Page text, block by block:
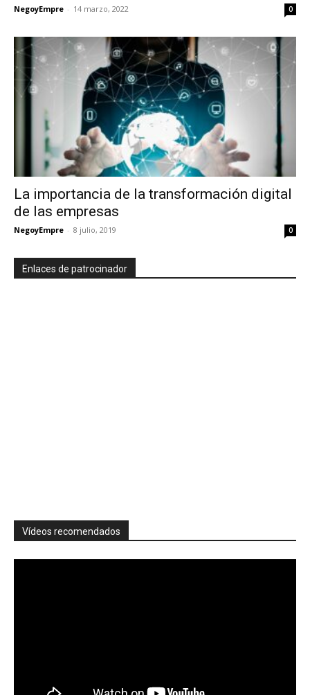
NegoyEmpre - 14 marzo, 2022 0
La importancia de la transformación digital
de las empresas
NegoyEmpre - 8 julio, 2019 0
Enlaces de patrocinador
Vídeos recomendados